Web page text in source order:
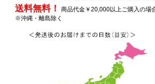
送料無料！
商品代金￥20,000以上ご購入の場
※沖縄・離島除く